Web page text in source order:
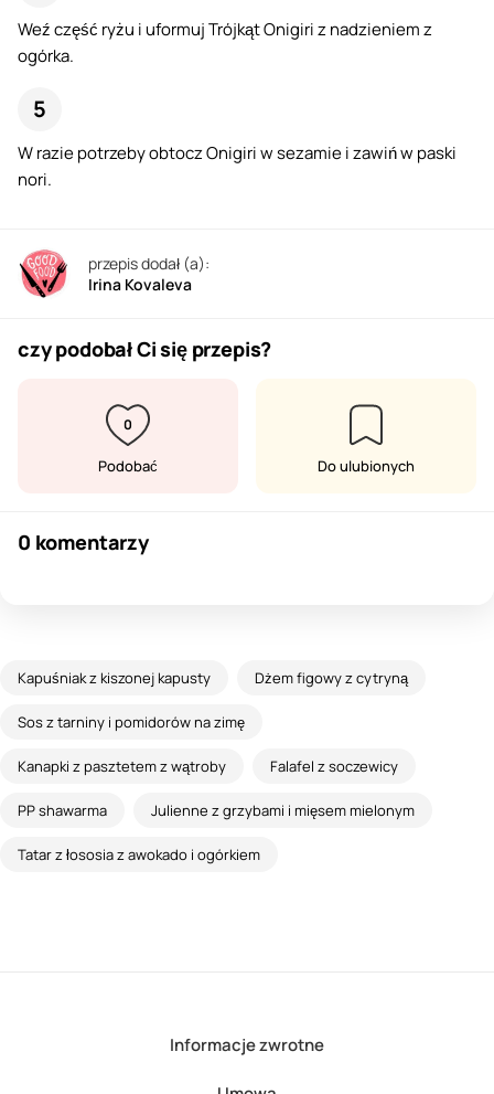
Weź część ryżu i uformuj Trójkąt Onigiri z nadzieniem z
ogórka.
W razie potrzeby obtocz Onigiri w sezamie i zawiń w paski
nori.
przepis dodał (a):
Irina Kovaleva
czy podobał Ci się przepis?
0
Podobać Do ulubionych
0 komentarzy
Kapuśniak z kiszonej kapusty Dżem figowy z cytryną
Sos z tarniny i pomidorów na zimę
Kanapki z pasztetem z wątroby Falafel z soczewicy
PP shawarma Julienne z grzybami i mięsem mielonym
Tatar z łososia z awokado i ogórkiem
Informacje zwrotne